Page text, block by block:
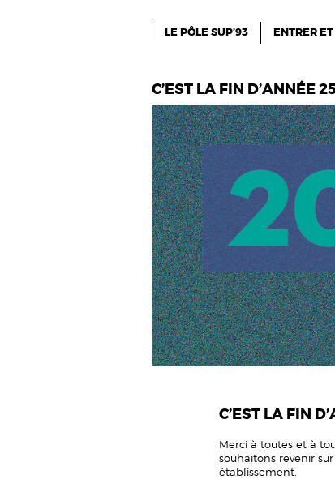
LE PÔLE SUP’93 ENTRER
C’EST LA FIN D’ANNÉE
C’EST LA FIN
Merci à toutes et à
souhaitons revenir
établissement.